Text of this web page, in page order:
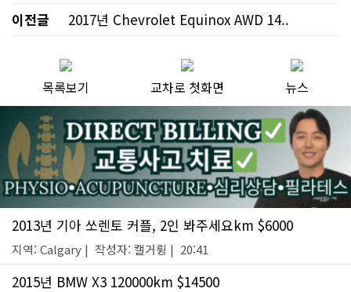
이전글
2017년 Chevrolet Equinox AWD 14..
목록보기 교차로 첫화면 뉴스
2013년 기아 쏘렌토 커플, 2인 봐주세요km $6000
지역: Calgary | 작성자: 캘거륑 | 20:41
2015년 BMW X3 120000km $14500